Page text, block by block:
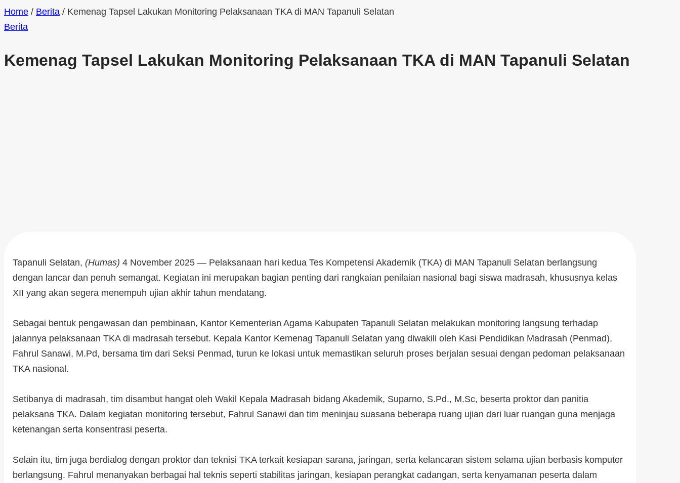
Home / Berita / Kemenag Tapsel Lakukan Monitoring Pelaksanaan TKA di MAN Tapanuli Selatan
Berita
Kemenag Tapsel Lakukan Monitoring Pelaksanaan TKA di MAN Tapanuli Selatan
Tapanuli Selatan, (Humas) 4 November 2025 — Pelaksanaan hari kedua Tes Kompetensi Akademik (TKA) di MAN Tapanuli Selatan berlangsung
dengan lancar dan penuh semangat. Kegiatan ini merupakan bagian penting dari rangkaian penilaian nasional bagi siswa madrasah, khususnya kelas
XII yang akan segera menempuh ujian akhir tahun mendatang.
Sebagai bentuk pengawasan dan pembinaan, Kantor Kementerian Agama Kabupaten Tapanuli Selatan melakukan monitoring langsung terhadap
jalannya pelaksanaan TKA di madrasah tersebut. Kepala Kantor Kemenag Tapanuli Selatan yang diwakili oleh Kasi Pendidikan Madrasah (Penmad),
Fahrul Sanawi, M.Pd, bersama tim dari Seksi Penmad, turun ke lokasi untuk memastikan seluruh proses berjalan sesuai dengan pedoman pelaksanaan
TKA nasional.
Setibanya di madrasah, tim disambut hangat oleh Wakil Kepala Madrasah bidang Akademik, Suparno, S.Pd., M.Sc, beserta proktor dan panitia
pelaksana TKA. Dalam kegiatan monitoring tersebut, Fahrul Sanawi dan tim meninjau suasana beberapa ruang ujian dari luar ruangan guna menjaga
ketenangan serta konsentrasi peserta.
Selain itu, tim juga berdialog dengan proktor dan teknisi TKA terkait kesiapan sarana, jaringan, serta kelancaran sistem selama ujian berbasis komputer
berlangsung. Fahrul menanyakan berbagai hal teknis seperti stabilitas jaringan, kesiapan perangkat cadangan, serta kenyamanan peserta dalam